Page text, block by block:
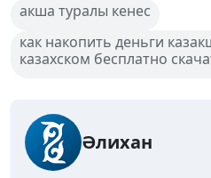
акша туралы кенес
как накопить деньги
казахском бесплатно
Әлихан